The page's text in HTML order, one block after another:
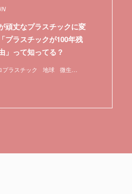
プラスチック 地球 微生物
頑丈なプラスチックに変
プラスチックが100年残
」って知ってる？